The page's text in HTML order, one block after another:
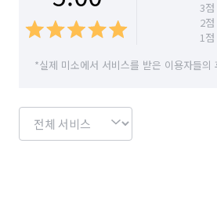
3점
2점
1점
*실제 미소에서 서비스를 받은 이용자들의